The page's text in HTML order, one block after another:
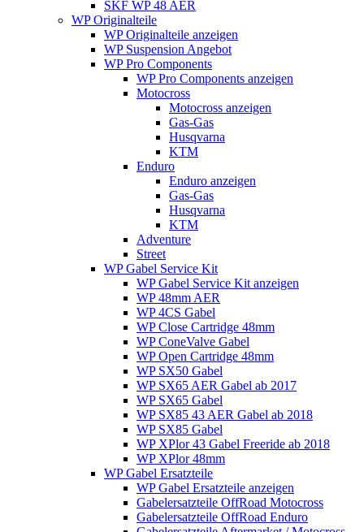
SKF WP 48 AER
WP Originalteile
WP Originalteile anzeigen
WP Suspension Angebot
WP Pro Components
WP Pro Components anzeigen
Motocross
Motocross anzeigen
Gas-Gas
Husqvarna
KTM
Enduro
Enduro anzeigen
Gas-Gas
Husqvarna
KTM
Adventure
Street
WP Gabel Service Kit
WP Gabel Service Kit anzeigen
WP 48mm AER
WP 4CS Gabel
WP Close Cartridge 48mm
WP ConeValve Gabel
WP Open Cartridge 48mm
WP SX50 Gabel
WP SX65 AER Gabel ab 2017
WP SX65 Gabel
WP SX85 43 AER Gabel ab 2018
WP SX85 Gabel
WP XPlor 43 Gabel Freeride ab 2018
WP XPlor 48mm
WP Gabel Ersatzteile
WP Gabel Ersatzteile anzeigen
Gabelersatzteile OffRoad Motocross
Gabelersatzteile OffRoad Enduro